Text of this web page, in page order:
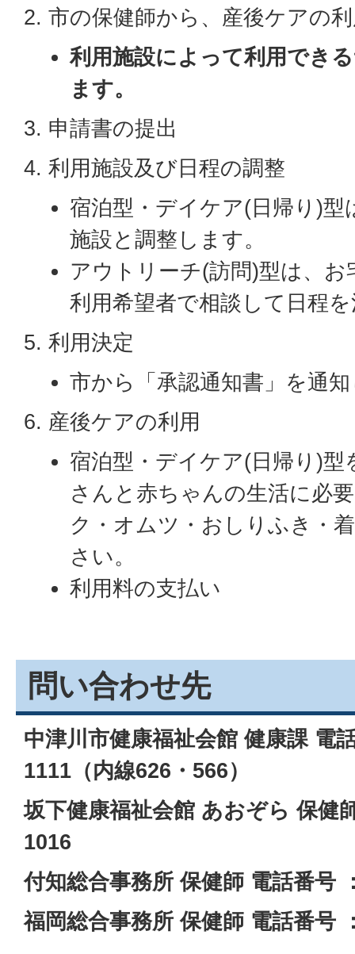
2. 市の保健師から、産後ケアの
利用施設によって利用でき
ます。
3. 申請書の提出
4. 利用施設及び日程の調整
宿泊型・デイケア(日帰り)型
施設と調整します。
アウトリーチ(訪問)型は、
利用希望者で相談して日程
5. 利用決定
市から「承認通知書」を通
6. 産後ケアの利用
宿泊型・デイケア(日帰り)型
さんと赤ちゃんの生活に必
ク・オムツ・おしりふき・
さい。
利用料の支払い
問い合わせ先
中津川市健康福祉会館 健康課 電
1111（内線626・566）
坂下健康福祉会館 あおぞら 保健
1016
付知総合事務所 保健師 電話番号
福岡総合事務所 保健師 電話番号